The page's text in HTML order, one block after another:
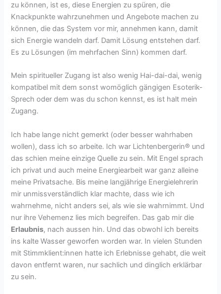
zu können, ist es, diese Energien zu spüren, die
Knackpunkte wahrzunehmen und Angebote machen zu
können, die das System vor mir, annehmen kann, damit
sich Energie wandeln darf. Damit Lösung entstehen darf.
Es zu Lösungen (im mehrfachen Sinn) kommen darf.
Mein spiritueller Zugang ist also wenig Hai-dai-dai, wenig
kompatibel mit dem sonst womöglich gängigen Esoterik-
Sprech oder dem was du schon kennst, es ist halt mein
Zugang.
Ich habe lange nicht gemerkt (oder besser wahrhaben
wollen), dass ich so arbeite. Ich war Lichtenbergerin® und
das schien meine einzige Quelle zu sein. Mit Engel sprach
ich privat und auch meine Energiearbeit war ganz alleine
meine Privatsache. Bis meine langjährige Energielehrerin
mir unmissverständlich klar machte, dass wie ich
wahrnehme, nicht anders sei, als wie sie wahrnimmt. Und
nur ihre Vehemenz lies mich begreifen. Das gab mir die
Erlaubnis, nach aussen hin. Und das obwohl ich bereits
ins kalte Wasser geworfen worden war. In vielen Stunden
mit Stimmklient:innen hatte ich Erlebnisse gehabt, die weit
davon entfernt waren, nur sachlich und dinglich erklärbar
zu sein.